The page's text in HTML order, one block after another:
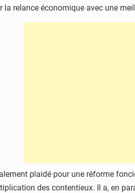
la relance économique avec une
plaidé pour une réforme
des contentieux. Il a, en